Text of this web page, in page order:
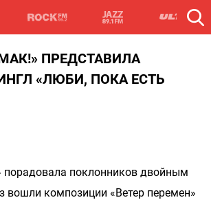
ПРЕДСТАВИЛА
«ЛЮБИ, ПОКА ЕСТЬ
порадовала поклонников двойным
вошли композиции «Ветер перемен»